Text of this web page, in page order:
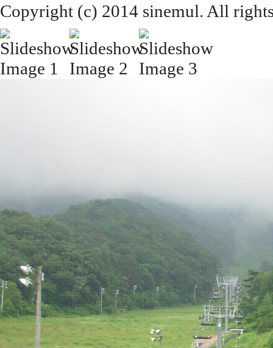
Copyright (c) 2014 sinemul. All